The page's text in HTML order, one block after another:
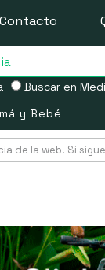
Buscar en
Contacto
y Bebé
de la web. Si